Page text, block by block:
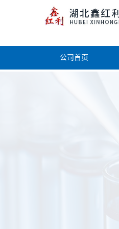
公司首页